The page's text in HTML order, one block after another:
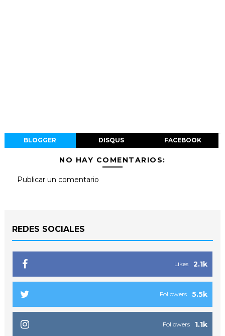
BLOGGER DISQUS FACEBOOK
NO HAY COMENTARIOS:
Publicar un comentario
REDES SOCIALES
2.1k
Likes
5.5k
Followers
1.1k
Followers